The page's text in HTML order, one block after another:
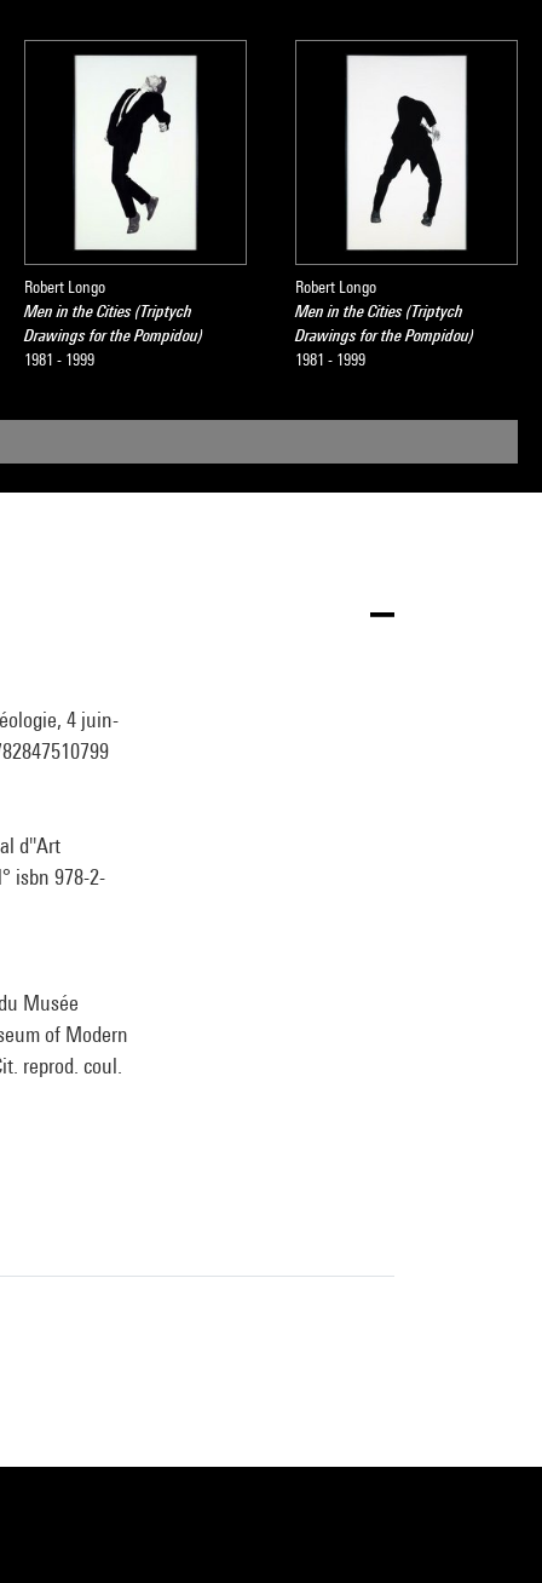
Robert Longo
Men in the Cities (Triptych
Drawings for the Pompidou)
1981 - 1999
Robert Longo
Men in the Cities (Triptych
Drawings for the Pompidou)
1981 - 1999
4 juin-
d''Art
isbn 978-2-
Musée
of Modern
reprod. coul.